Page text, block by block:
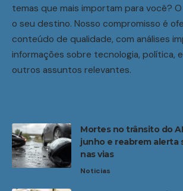
temas que mais importam para você?
o seu destino. Nosso compromisso é
conteúdo de qualidade, com análises
informações sobre tecnologia, política,
outros assuntos relevantes.
Mortes no trânsito do
junho e reabrem alerta
nas vias
Noticias